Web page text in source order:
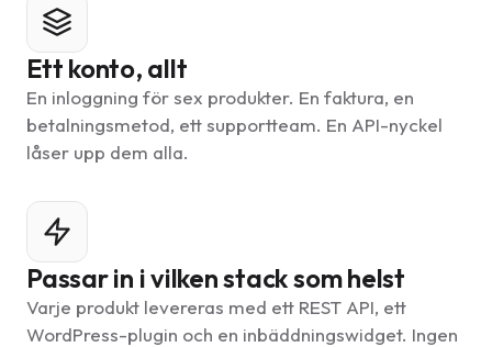
Ett konto, allt
En inloggning för sex produkter. En faktura, en
betalningsmetod, ett supportteam. En API-nyckel
låser upp dem alla.
Passar in i vilken stack som helst
Varje produkt levereras med ett REST API, ett
WordPress-plugin och en inbäddningswidget. Ingen